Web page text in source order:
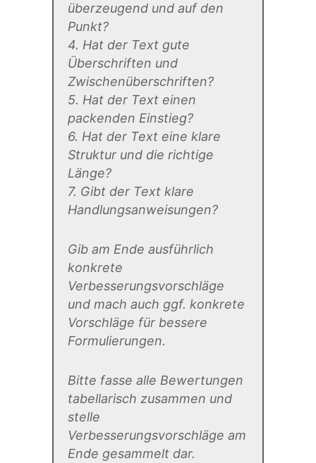
überzeugend und auf den
Punkt?
4. Hat der Text gute
Überschriften und
Zwischenüberschriften?
5. Hat der Text einen
packenden Einstieg?
6. Hat der Text eine klare
Struktur und die richtige
Länge?
7. Gibt der Text klare
Handlungsanweisungen?
Gib am Ende ausführlich
konkrete
Verbesserungsvorschläge
und mach auch ggf. konkrete
Vorschläge für bessere
Formulierungen.
Bitte fasse alle Bewertungen
tabellarisch zusammen und
stelle
Verbesserungsvorschläge am
Ende gesammelt dar.